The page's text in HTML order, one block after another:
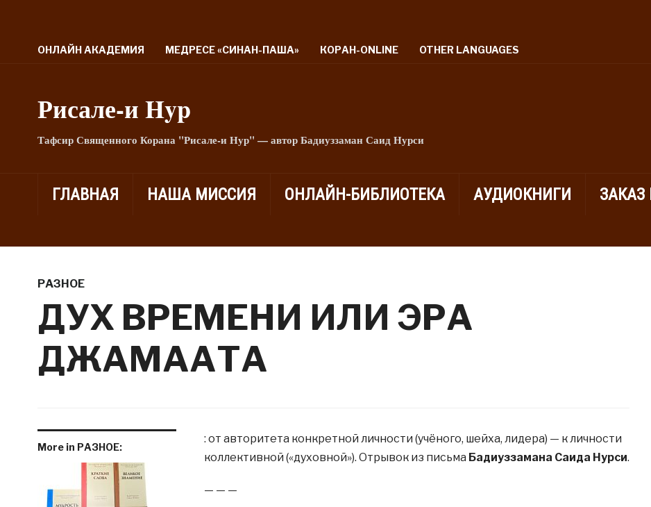
ОНЛАЙН АКАДЕМИЯ МЕДРЕСЕ «СИНАН-ПАША» КОРАН-ONLINE OTHER LANGUAGES
Рисале-и Hyp
Тафсир Священного Корана "Рисале-и Нур" — автор Бадиуззаман Саид Нурси
ГЛАВНАЯ НАША МИССИЯ ОНЛАЙН-БИБЛИОТЕКА АУДИОКНИГИ
ЗАКАЗ
РАЗНОЕ
​​ДУХ ВРЕМЕНИ ИЛИ ЭРА
ДЖАМААТА
More in РАЗНОЕ:
: от авторитета конкретной личности (учёного, шейха, лидера) — к личности
коллективной («духовной»). Отрывок из письма Бадиуззамана Саида Нурси.
— — —